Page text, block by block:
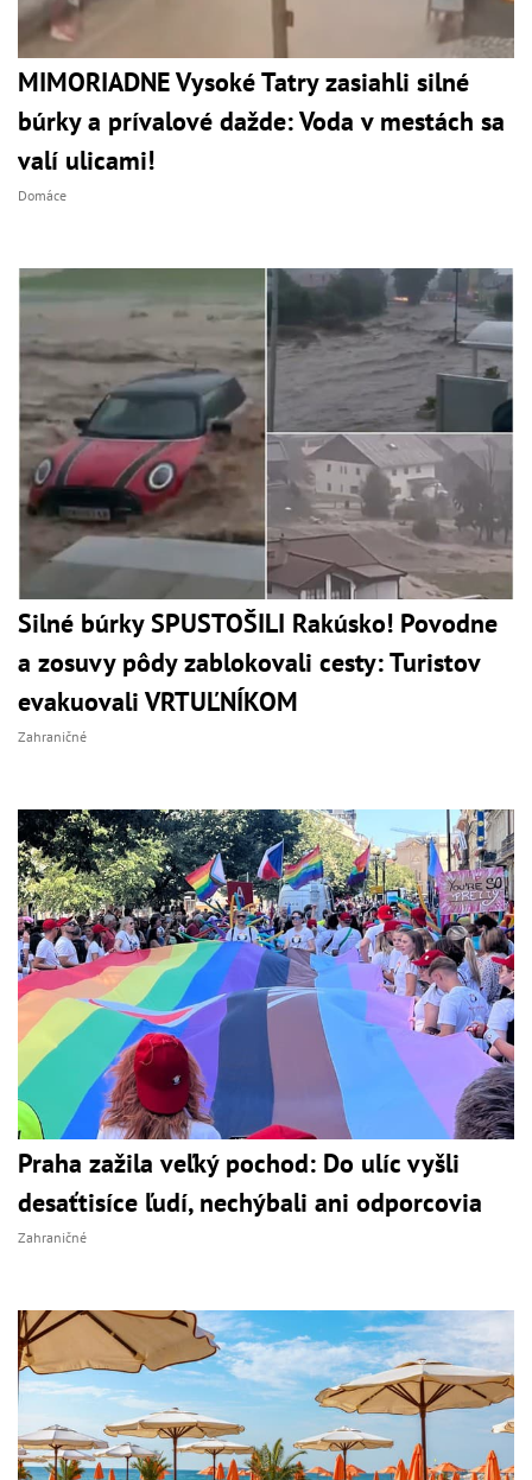
MIMORIADNE Vysoké Tatry zasiahli silné
búrky a prívalové dažde: Voda v mestách sa
valí ulicami!
Domáce
Silné búrky SPUSTOŠILI Rakúsko! Povodne
a zosuvy pôdy zablokovali cesty: Turistov
evakuovali VRTUĽNÍKOM
Zahraničné
Praha zažila veľký pochod: Do ulíc vyšli
desaťtisíce ľudí, nechýbali ani odporcovia
Zahraničné